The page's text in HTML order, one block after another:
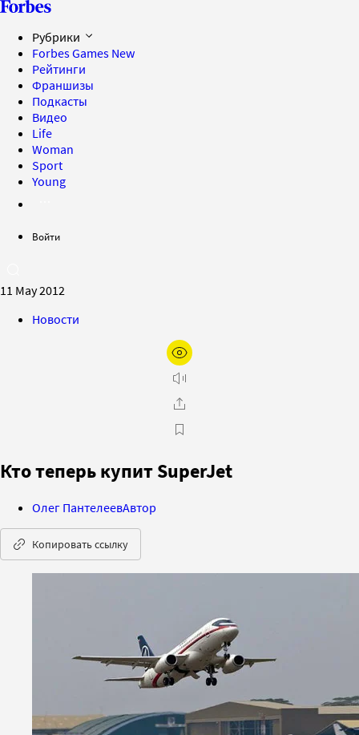
Рубрики
Forbes Games New
Рейтинги
Франшизы
Подкасты
Видео
Life
Woman
Sport
Young
Войти
11 May 2012
Новости
Кто теперь купит SuperJet
Олег ПантелеевАвтор
Копировать ссылку